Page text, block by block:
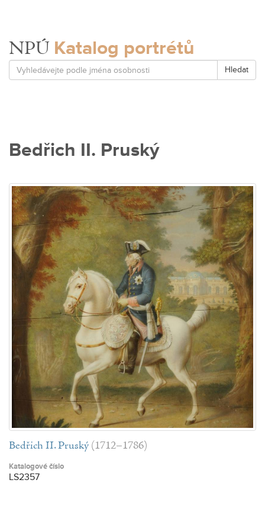
NPÚ Katalog portrétů
Hledat
Bedřich II. Pruský
Bedřich II. Pruský (1712–1786)
Katalogové číslo
LS2357